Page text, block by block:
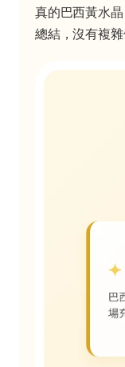
真的巴西黃水
總結，沒有複